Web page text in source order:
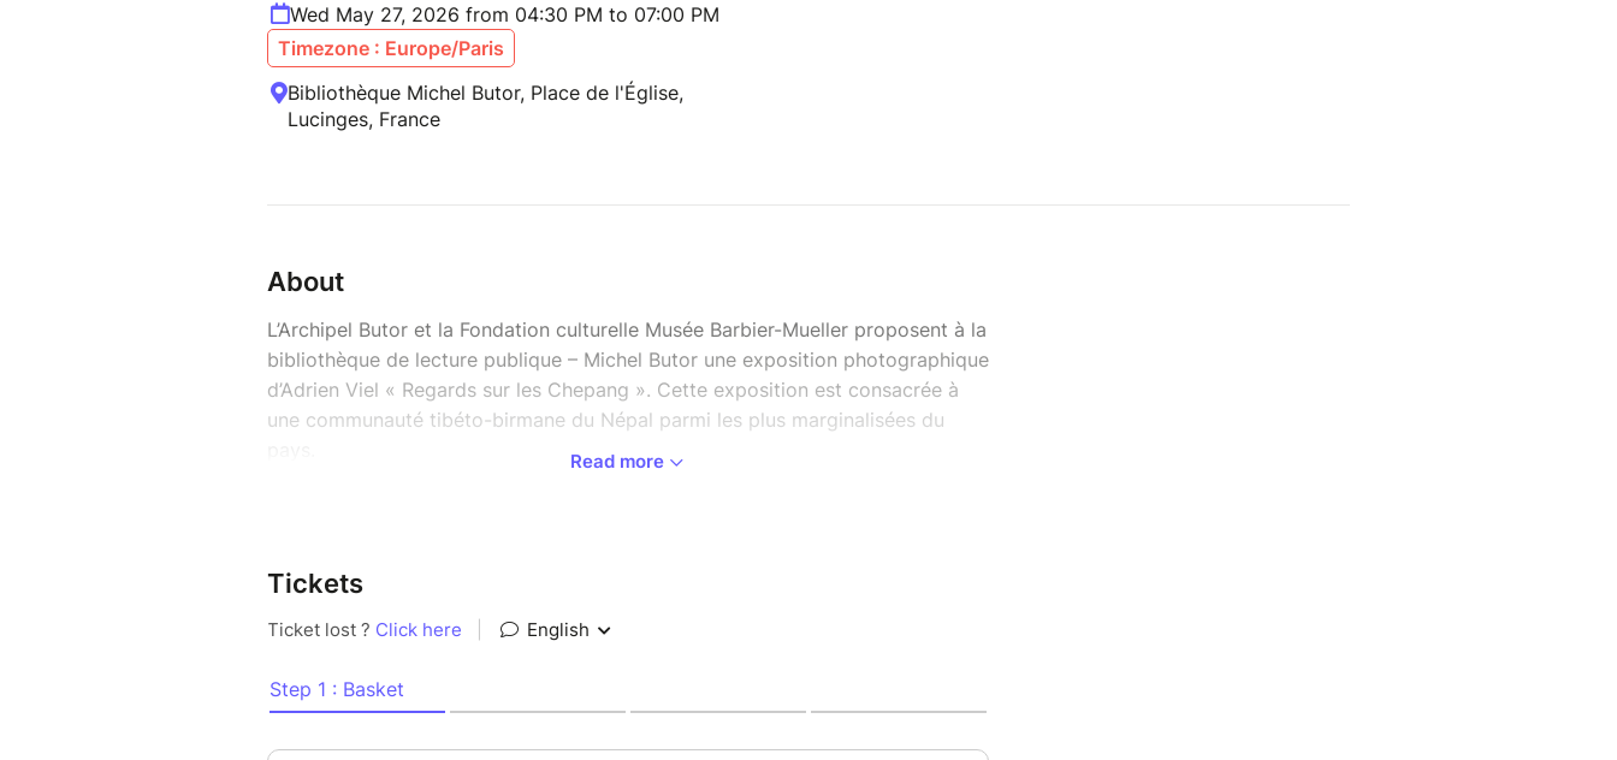
Wed May 27, 2026 from 04:30 PM to 07:00 PM
Timezone : Europe/Paris
Bibliothèque Michel Butor, Place de l'Église,
Lucinges, France
About
L’Archipel Butor et la Fondation culturelle Musée Barbier-Mueller proposent à la
bibliothèque de lecture publique – Michel Butor une exposition photographique
d’Adrien Viel « Regards sur les Chepang ». Cette exposition est consacrée à
une communauté tibéto-birmane du Népal parmi les plus marginalisées du
les pratiques rituelles et la cosmologie des Chepang, ancien peuple de
chasseurs-cueilleurs devenu progressivement sédentaire au cours du XXe
siècle.
Le vernissage de l'exposition aura lieu le 27 mai 2026 à partir de 16h30 à la
bibliothèque de lecture publique – Michel Butor (188 place de l’église –
LUCINGES).
Read more
Tickets